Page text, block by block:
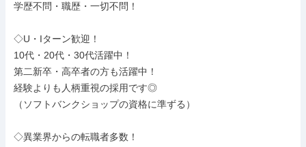
学歴不問・職歴・一切不問！
◇U・Iターン歓迎！
10代・20代・30代活躍中！
第二新卒・高卒者の方も活躍中！
経験よりも人柄重視の採用です◎
（ソフトバンクショップの資格に準ずる）
◇異業界からの転職者多数！